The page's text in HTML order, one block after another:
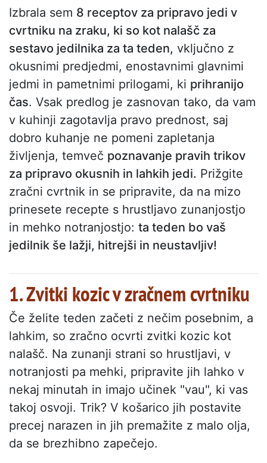
Izbrala sem 8 receptov za pripravo jedi v
cvrtniku na zraku, ki so kot nalašč za
sestavo jedilnika za ta teden, vključno z
okusnimi predjedmi, enostavnimi glavnimi
jedmi in pametnimi prilogami, ki prihranijo
čas. Vsak predlog je zasnovan tako, da vam
v kuhinji zagotavlja pravo prednost, saj
dobro kuhanje ne pomeni zapletanja
življenja, temveč poznavanje pravih trikov
za pripravo okusnih in lahkih jedi. Prižgite
zračni cvrtnik in se pripravite, da na mizo
prinesete recepte s hrustljavo zunanjostjo
in mehko notranjostjo: ta teden bo vaš
jedilnik še lažji, hitrejši in neustavljiv!
1. Zvitki kozic v zračnem cvrtniku
Če želite teden začeti z nečim posebnim, a
lahkim, so zračno ocvrti zvitki kozic kot
nalašč. Na zunanji strani so hrustljavi, v
notranjosti pa mehki, pripravite jih lahko v
nekaj minutah in imajo učinek "vau", ki vas
takoj osvoji. Trik? V košarico jih postavite
precej narazen in jih premažite z malo olja,
da se brezhibno zapečejo.